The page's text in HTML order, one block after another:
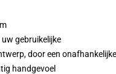
gebruikelijke
door een
handgevoel